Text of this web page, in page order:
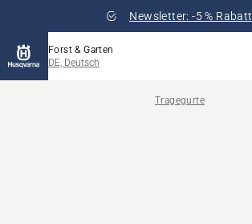
Newsletter: -5 % Rabatt
Forst & Garten
DE, Deutsch
Tragegurte